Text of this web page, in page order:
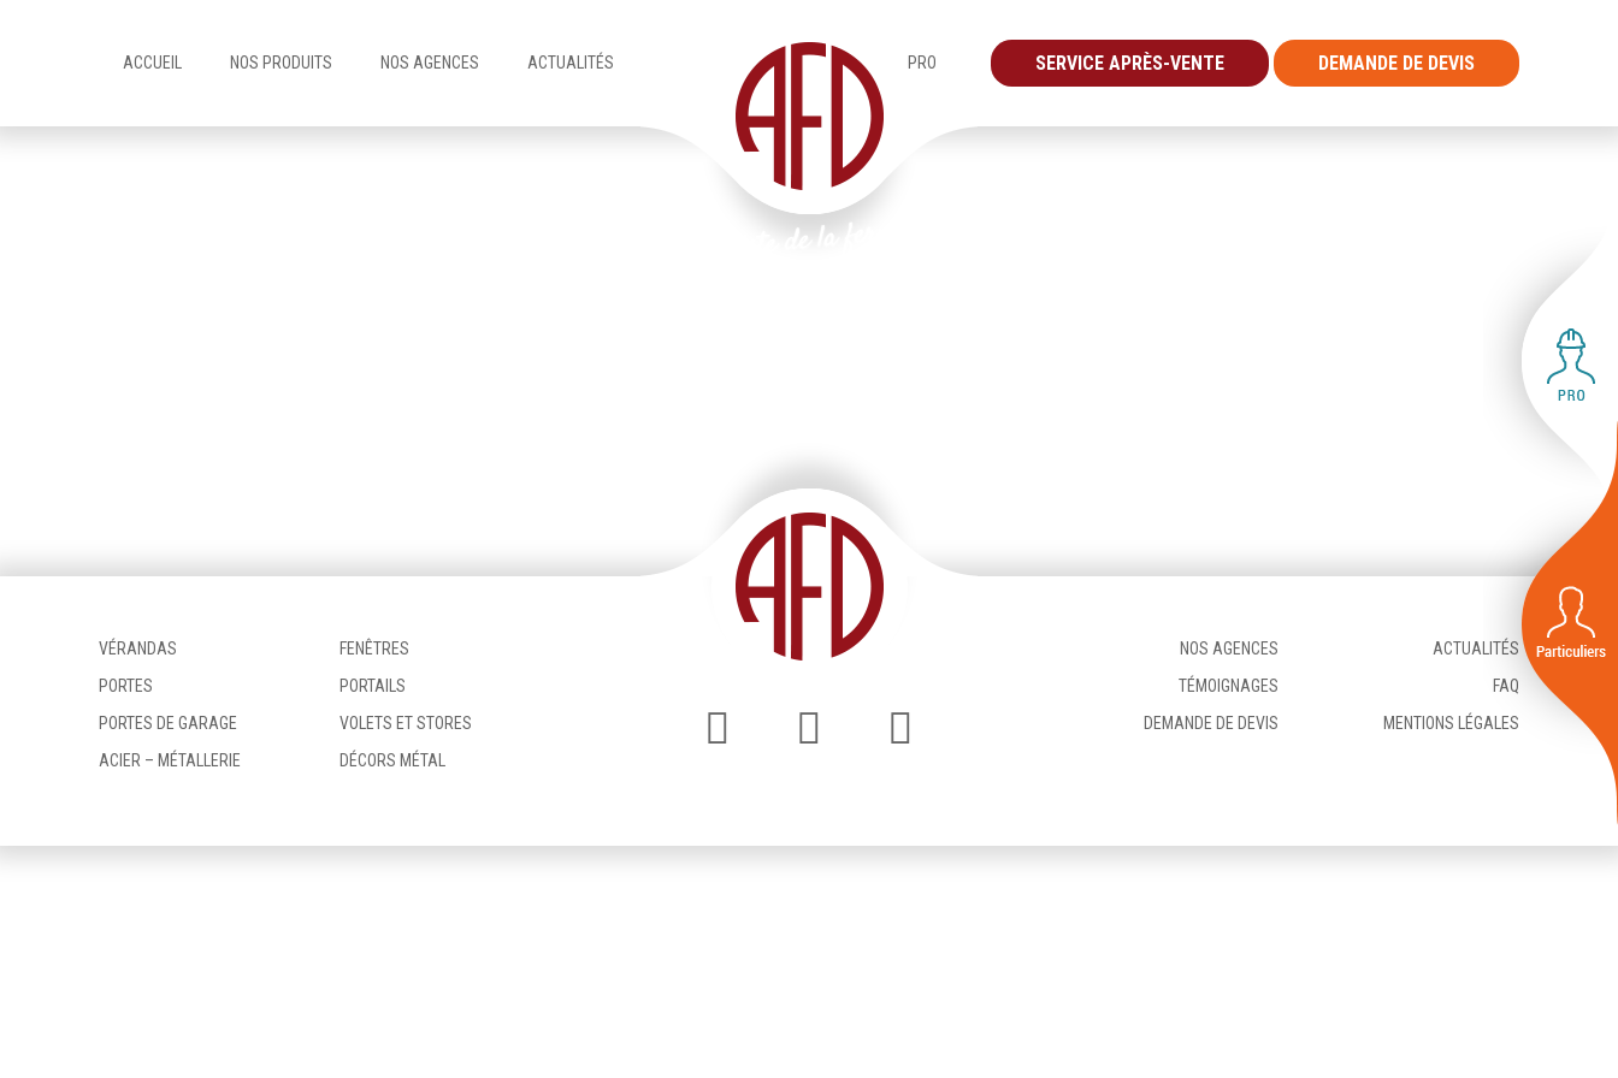
ACCUEIL NOS PRODUITS NOS AGENCES ACTUALITÉS PRO SERVICE APRÈS-VENTE DEMANDE DE DEVIS
Vérandas Plan de travail 9@4x
VÉRANDAS
FENÊTRES
PORTES
PORTAILS
PORTES DE GARAGE
VOLETS ET STORES
ACIER – MÉTALLERIE
DÉCORS MÉTAL
NOS AGENCES
ACTUALITÉS
TÉMOIGNAGES
FAQ
DEMANDE DE DEVIS
MENTIONS LÉGALES